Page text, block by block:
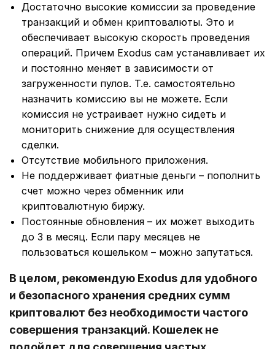
Достаточно высокие комиссии за проведение
транзакций и обмен криптовалюты. Это и
обеспечивает высокую скорость проведения
операций. Причем Exodus сам устанавливает их
и постоянно меняет в зависимости от
загруженности пулов. Т.е. самостоятельно
назначить комиссию вы не можете. Если
комиссия не устраивает нужно сидеть и
мониторить снижение для осуществления
сделки.
Отсутствие мобильного приложения.
Не поддерживает фиатные деньги – пополнить
счет можно через обменник или
криптовалютную биржу.
Постоянные обновления – их может выходить
до 3 в месяц. Если пару месяцев не
пользоваться кошельком – можно запутаться.
В целом, рекомендую Exodus для удобного
и безопасного хранения средних сумм
криптовалют без необходимости частого
совершения транзакций. Кошелек не